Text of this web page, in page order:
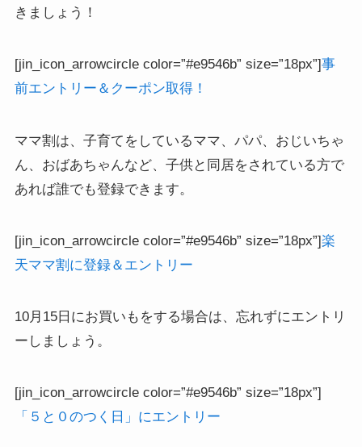
きましょう！
[jin_icon_arrowcircle color=”#e9546b” size=”18px”]事
前エントリー＆クーポン取得！
ママ割は、子育てをしているママ、パパ、おじいちゃ
ん、おばあちゃんなど、子供と同居をされている方で
あれば誰でも登録できます。
[jin_icon_arrowcircle color=”#e9546b” size=”18px”]楽
天ママ割に登録＆エントリー
10月15日にお買いもをする場合は、忘れずにエントリ
ーしましょう。
[jin_icon_arrowcircle color=”#e9546b” size=”18px”]
「５と０のつく日」にエントリー